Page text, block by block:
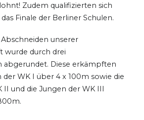
Zudem qualifizierten sich
Finale der Berliner Schulen.
unserer
wurde durch drei
abgerundet. Diese erkämpften
der WK I über 4 x 100m sowie die
II und die Jungen der WK III